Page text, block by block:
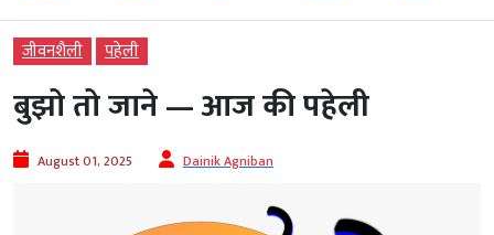
जीवनशैली पहेली
बुझो तो जाने — आज की पहेली
August 01, 2025 Dainik Agniban